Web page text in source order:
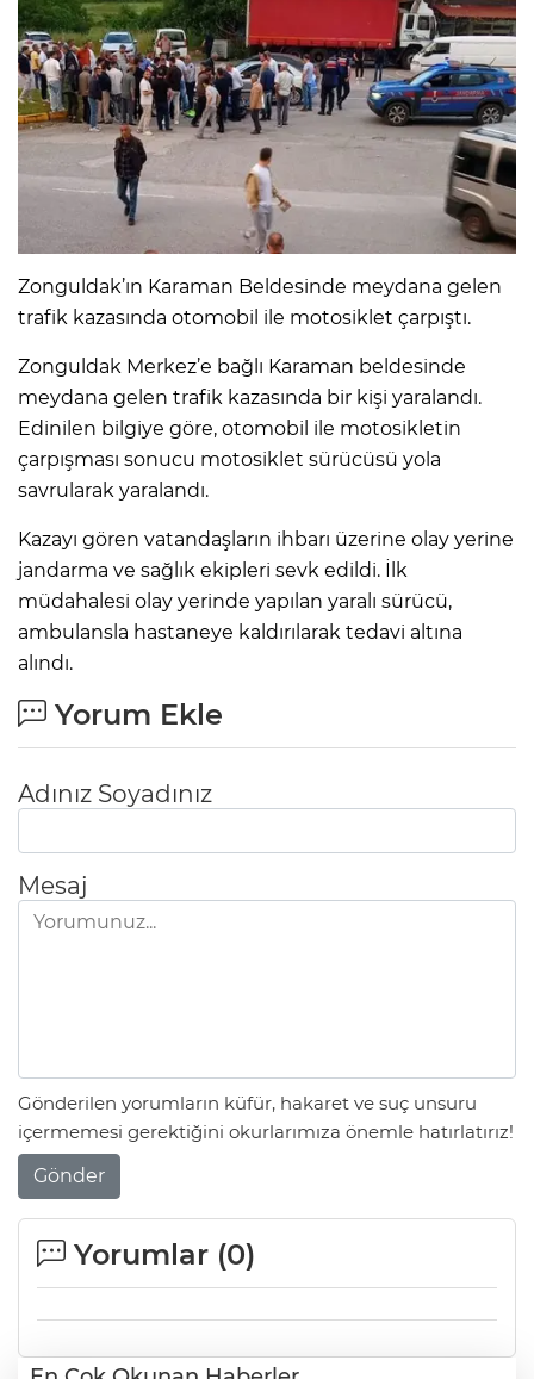
Zonguldak’ın Karaman Beldesinde meydana gelen
trafik kazasında otomobil ile motosiklet çarpıştı.
Zonguldak Merkez’e bağlı Karaman beldesinde
meydana gelen trafik kazasında bir kişi yaralandı.
Edinilen bilgiye göre, otomobil ile motosikletin
çarpışması sonucu motosiklet sürücüsü yola
savrularak yaralandı.
Kazayı gören vatandaşların ihbarı üzerine olay yerine
jandarma ve sağlık ekipleri sevk edildi. İlk
müdahalesi olay yerinde yapılan yaralı sürücü,
ambulansla hastaneye kaldırılarak tedavi altına
alındı.
Yorum Ekle
Adınız Soyadınız
Mesaj
Gönderilen yorumların küfür, hakaret ve suç unsuru
içermemesi gerektiğini okurlarımıza önemle hatırlatırız!
Gönder
Yorumlar (0)